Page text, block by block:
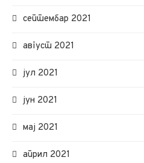
септембар 2021
август 2021
јул 2021
јун 2021
мај 2021
април 2021